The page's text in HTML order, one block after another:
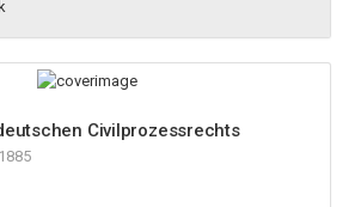
Civilprozessrechts
1885